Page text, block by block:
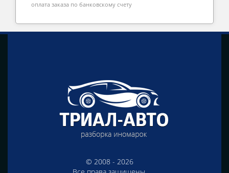
оплата заказа по банковскому счету
© 2008 - 2026